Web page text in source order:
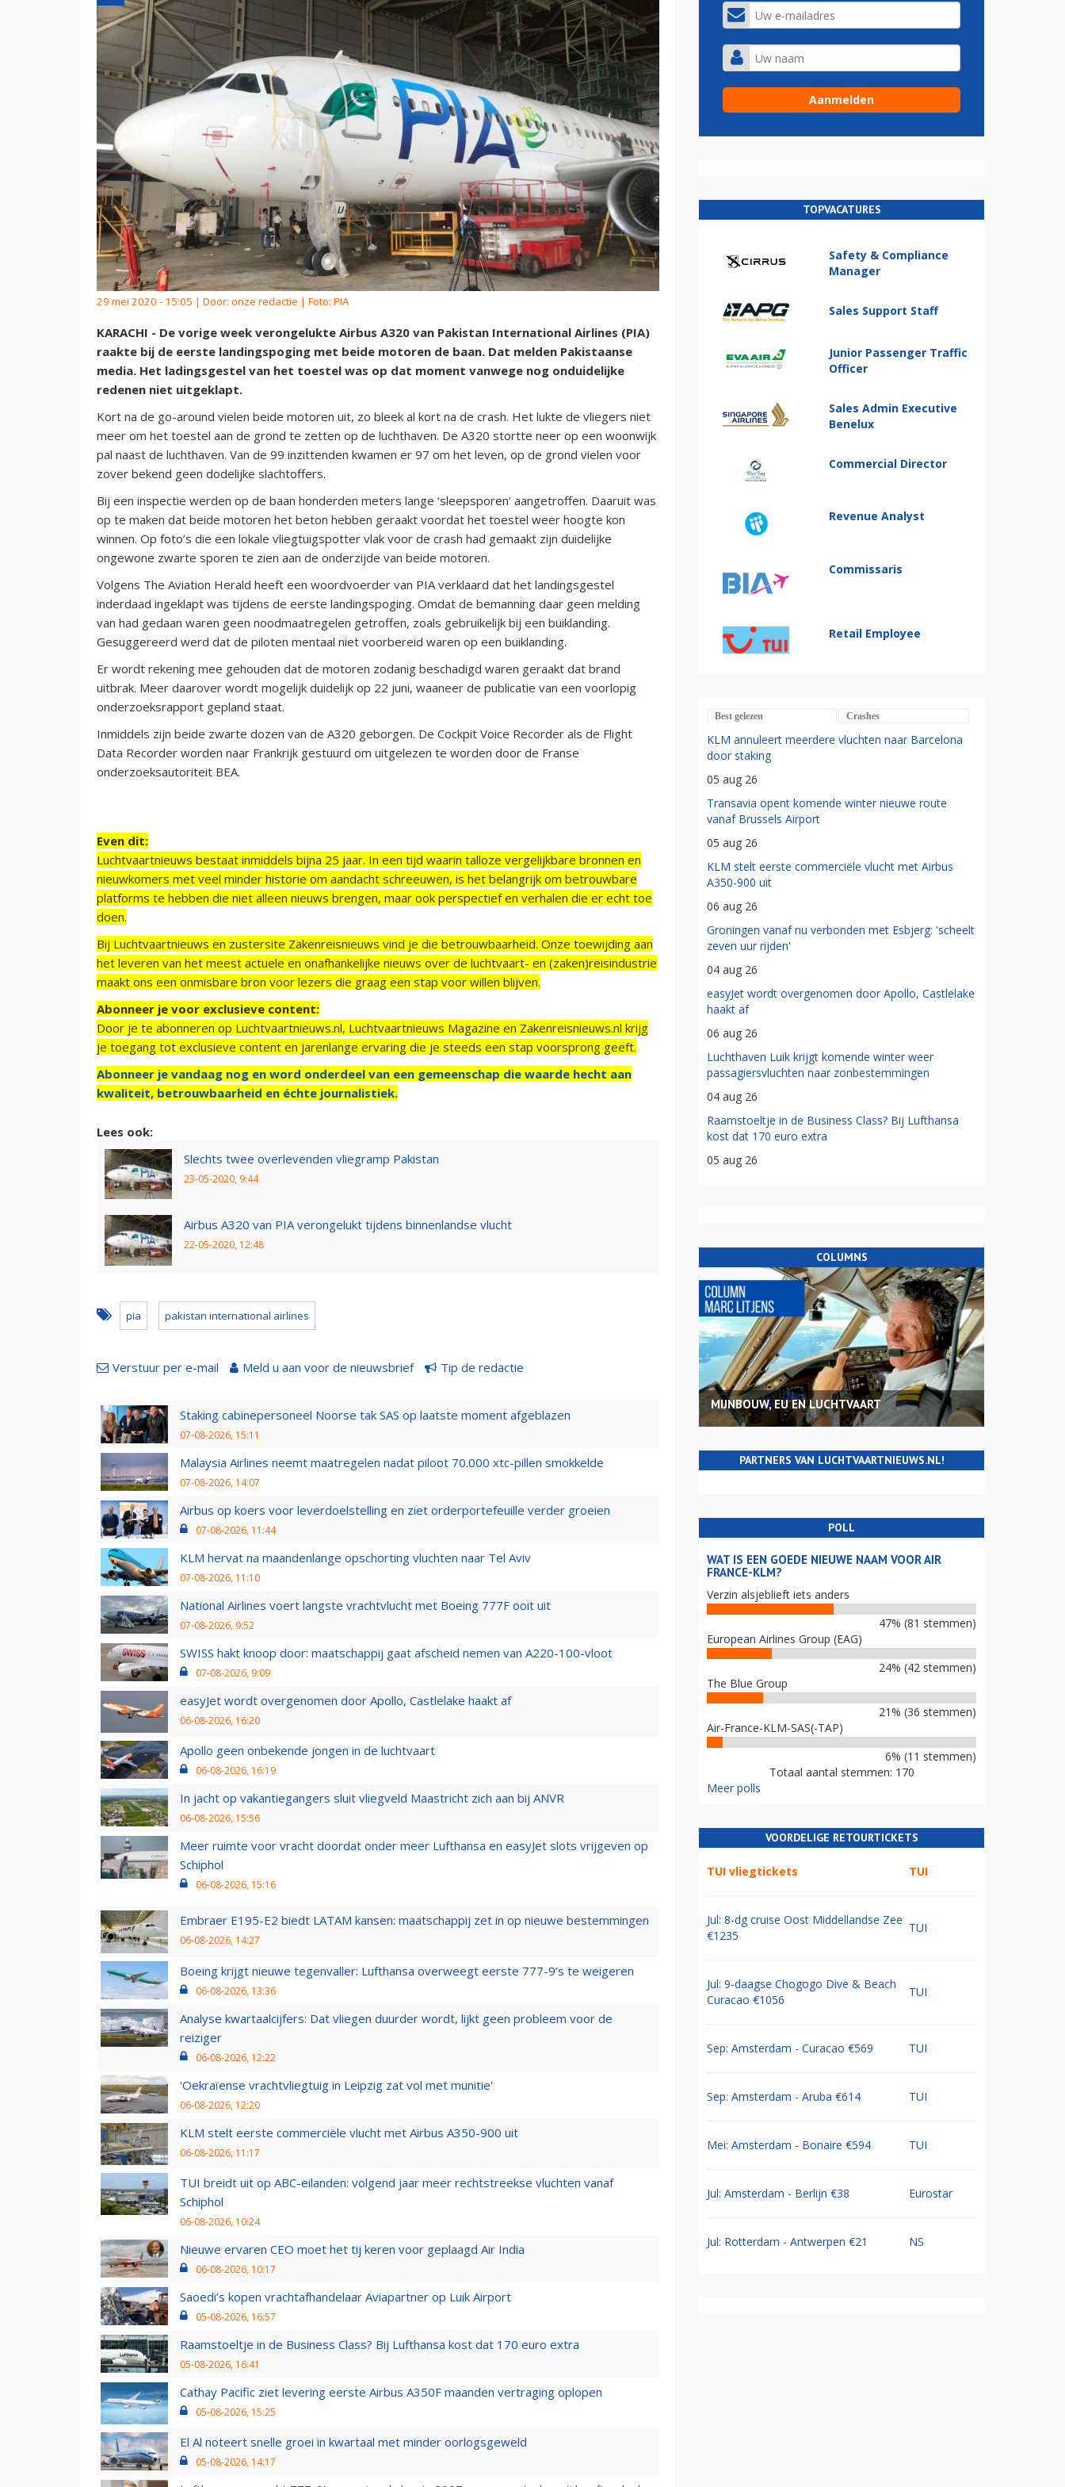
29 mei 2020 - 15:05 | Door: onze redactie | Foto: PIA
KARACHI - De vorige week verongelukte Airbus A320 van Pakistan International Airlines (PIA)
raakte bij de eerste landingspoging met beide motoren de baan. Dat melden Pakistaanse
media. Het ladingsgestel van het toestel was op dat moment vanwege nog onduidelijke
redenen niet uitgeklapt.
Kort na de go-around vielen beide motoren uit, zo bleek al kort na de crash. Het lukte de vliegers niet
meer om het toestel aan de grond te zetten op de luchthaven. De A320 stortte neer op een woonwijk
pal naast de luchthaven. Van de 99 inzittenden kwamen er 97 om het leven, op de grond vielen voor
zover bekend geen dodelijke slachtoffers.
Bij een inspectie werden op de baan honderden meters lange ‘sleepsporen’ aangetroffen. Daaruit was
op te maken dat beide motoren het beton hebben geraakt voordat het toestel weer hoogte kon
winnen. Op foto’s die een lokale vliegtuigspotter vlak voor de crash had gemaakt zijn duidelijke
ongewone zwarte sporen te zien aan de onderzijde van beide motoren.
Volgens The Aviation Herald heeft een woordvoerder van PIA verklaard dat het landingsgestel
inderdaad ingeklapt was tijdens de eerste landingspoging. Omdat de bemanning daar geen melding
van had gedaan waren geen noodmaatregelen getroffen, zoals gebruikelijk bij een buiklanding.
Gesuggereerd werd dat de piloten mentaal niet voorbereid waren op een buiklanding.
Er wordt rekening mee gehouden dat de motoren zodanig beschadigd waren geraakt dat brand
uitbrak. Meer daarover wordt mogelijk duidelijk op 22 juni, waaneer de publicatie van een voorlopig
onderzoeksrapport gepland staat.
Inmiddels zijn beide zwarte dozen van de A320 geborgen. De Cockpit Voice Recorder als de Flight
Data Recorder worden naar Frankrijk gestuurd om uitgelezen te worden door de Franse
onderzoeksautoriteit BEA.
Even dit:
Luchtvaartnieuws bestaat inmiddels bijna 25 jaar. In een tijd waarin talloze vergelijkbare bronnen en
nieuwkomers met veel minder historie om aandacht schreeuwen, is het belangrijk om betrouwbare
platforms te hebben die niet alleen nieuws brengen, maar ook perspectief en verhalen die er echt toe
doen.
Bij Luchtvaartnieuws en zustersite Zakenreisnieuws vind je die betrouwbaarheid. Onze toewijding aan
het leveren van het meest actuele en onafhankelijke nieuws over de luchtvaart- en (zaken)reisindustrie
maakt ons een onmisbare bron voor lezers die graag een stap voor willen blijven.
Abonneer je voor exclusieve content:
Door je te abonneren op Luchtvaartnieuws.nl, Luchtvaartnieuws Magazine en Zakenreisnieuws.nl krijg
je toegang tot exclusieve content en jarenlange ervaring die je steeds een stap voorsprong geeft.
Abonneer je vandaag nog en word onderdeel van een gemeenschap die waarde hecht aan
kwaliteit, betrouwbaarheid en échte journalistiek.
Lees ook:
Slechts twee overlevenden vliegramp Pakistan
23-05-2020, 9:44
Airbus A320 van PIA verongelukt tijdens binnenlandse vlucht
22-05-2020, 12:48
pia pakistan international airlines
Verstuur per e-mail Meld u aan voor de nieuwsbrief Tip de redactie
Staking cabinepersoneel Noorse tak SAS op laatste moment afgeblazen
07-08-2026, 15:11
Malaysia Airlines neemt maatregelen nadat piloot 70.000 xtc-pillen smokkelde
07-08-2026, 14:07
Airbus op koers voor leverdoelstelling en ziet orderportefeuille verder groeien
07-08-2026, 11:44
KLM hervat na maandenlange opschorting vluchten naar Tel Aviv
07-08-2026, 11:10
National Airlines voert langste vrachtvlucht met Boeing 777F ooit uit
07-08-2026, 9:52
SWISS hakt knoop door: maatschappij gaat afscheid nemen van A220-100-vloot
07-08-2026, 9:09
easyJet wordt overgenomen door Apollo, Castlelake haakt af
06-08-2026, 16:20
Apollo geen onbekende jongen in de luchtvaart
06-08-2026, 16:19
In jacht op vakantiegangers sluit vliegveld Maastricht zich aan bij ANVR
06-08-2026, 15:56
Meer ruimte voor vracht doordat onder meer Lufthansa en easyJet slots vrijgeven op
Schiphol
06-08-2026, 15:16
Embraer E195-E2 biedt LATAM kansen: maatschappij zet in op nieuwe bestemmingen
06-08-2026, 14:27
Boeing krijgt nieuwe tegenvaller: Lufthansa overweegt eerste 777-9’s te weigeren
06-08-2026, 13:36
Analyse kwartaalcijfers: Dat vliegen duurder wordt, lijkt geen probleem voor de
reiziger
06-08-2026, 12:22
'Oekraïense vrachtvliegtuig in Leipzig zat vol met munitie'
06-08-2026, 12:20
KLM stelt eerste commerciële vlucht met Airbus A350-900 uit
06-08-2026, 11:17
TUI breidt uit op ABC-eilanden: volgend jaar meer rechtstreekse vluchten vanaf
Schiphol
06-08-2026, 10:24
Nieuwe ervaren CEO moet het tij keren voor geplaagd Air India
06-08-2026, 10:17
Saoedi’s kopen vrachtafhandelaar Aviapartner op Luik Airport
05-08-2026, 16:57
Raamstoeltje in de Business Class? Bij Lufthansa kost dat 170 euro extra
05-08-2026, 16:41
Cathay Pacific ziet levering eerste Airbus A350F maanden vertraging oplopen
05-08-2026, 15:25
El Al noteert snelle groei in kwartaal met minder oorlogsgeweld
05-08-2026, 14:17
TOPVACATURES
Safety & Compliance
Manager
Sales Support Staff
Junior Passenger Traffic
Officer
Sales Admin Executive
Benelux
Commercial Director
Revenue Analyst
Commissaris
Retail Employee
Best gelezen Crashes
KLM annuleert meerdere vluchten naar Barcelona
door staking
05 aug 26
Transavia opent komende winter nieuwe route
vanaf Brussels Airport
05 aug 26
KLM stelt eerste commerciële vlucht met Airbus
A350-900 uit
06 aug 26
Groningen vanaf nu verbonden met Esbjerg: 'scheelt
zeven uur rijden'
04 aug 26
easyJet wordt overgenomen door Apollo, Castlelake
haakt af
06 aug 26
Luchthaven Luik krijgt komende winter weer
passagiersvluchten naar zonbestemmingen
04 aug 26
Raamstoeltje in de Business Class? Bij Lufthansa
kost dat 170 euro extra
05 aug 26
COLUMNS
MIJNBOUW, EU EN LUCHTVAART
PARTNERS VAN LUCHTVAARTNIEUWS.NL!
POLL
WAT IS EEN GOEDE NIEUWE NAAM VOOR AIR
FRANCE-KLM?
Verzin alsjeblieft iets anders
47% (81 stemmen)
European Airlines Group (EAG)
24% (42 stemmen)
The Blue Group
21% (36 stemmen)
Air-France-KLM-SAS(-TAP)
6% (11 stemmen)
Totaal aantal stemmen: 170
Meer polls
VOORDELIGE RETOURTICKETS
TUI vliegtickets TUI
Jul: 8-dg cruise Oost Middellandse Zee
€1235
TUI
Jul: 9-daagse Chogogo Dive & Beach
Curacao €1056
TUI
Sep: Amsterdam - Curacao €569 TUI
Sep: Amsterdam - Aruba €614 TUI
Mei: Amsterdam - Bonaire €594 TUI
Jul: Amsterdam - Berlijn €38 Eurostar
Jul: Rotterdam - Antwerpen €21 NS